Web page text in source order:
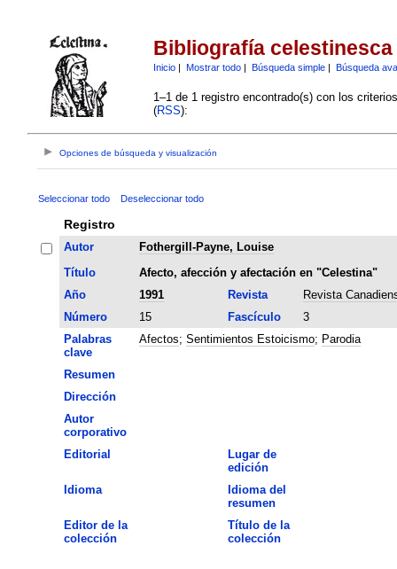
Bibliografía celestinesca
Inicio| Mostrar todo| Búsqueda simple| Búsqueda
1–1 de 1 registro encontrado(s) con los
(RSS):
Opciones de búsqueda y visualización
Seleccionar todo Deseleccionar todo
Registro
Autor
Fothergill-Payne, Louise
Título
Afecto, afección y afectación en "Celestina"
Año
1991 Revista
Revista
Número
15 Fascículo
3
Palabras
clave
Afectos; Sentimientos Estoicismo; Parodia
Resumen
Dirección
Autor
corporativo
Editorial
Lugar de
edición
Idioma
Idioma del
resumen
Editor de la
colección
Título de la
colección